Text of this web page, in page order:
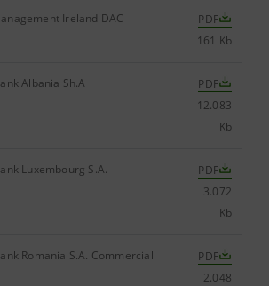
Ireland DAC
PDF
161 Kb
Albania Sh.A
PDF
12.083
Kb
Luxembourg S.A.
PDF
3.072
Kb
Romania S.A. Commercial
PDF
2.048